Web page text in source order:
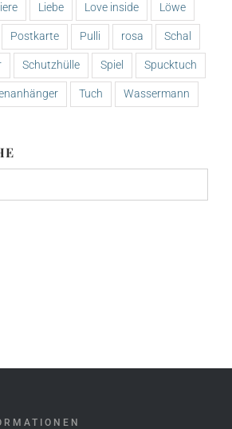
Liebe Love inside Löwe
Postkarte Pulli rosa Schal
Schutzhülle Spiel Spucktuch
Tuch Wassermann